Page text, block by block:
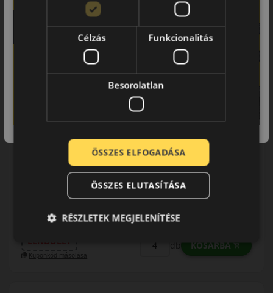
Használja a LENDÜLET
kuponkódot!
EPREL cimke adatok:
100% online 7 perc
FIZETHETEK RÉSZLETEKBEN?
51 090 Ft
Kuponkód másolása
db KOSÁRBA
Célzás Funkcionalitás
Besorolatlan
ÖSSZES ELFOGADÁSA
ÖSSZES ELUTASÍTÁSA
RÉSZLETEK MEGJELENÍTÉSE